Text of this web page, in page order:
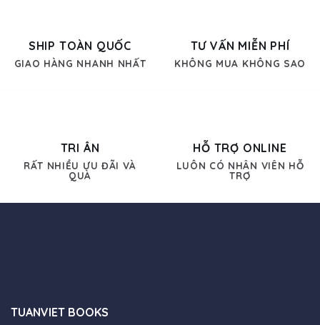
SHIP TOÀN QUỐC
GIAO HÀNG NHANH NHẤT
TƯ VẤN MIỄN PHÍ
KHÔNG MUA KHÔNG SAO
TRI ÂN
RẤT NHIỀU ƯU ĐÃI VÀ
QUÀ
HỖ TRỢ ONLINE
LUÔN CÓ NHÂN VIÊN HỖ
TRỢ
TUANVIET BOOKS